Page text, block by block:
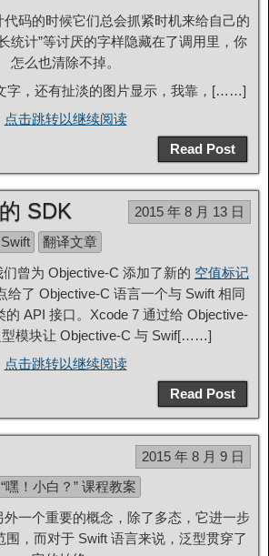
码的时候它们总会抓紧时机来给自己的
计”等讨厌的字样隐藏在了调用里，你
怎么也清除不掉。
字，还有扯淡的图片显示，我靠，[……]
点击跳转以继续阅读
Read Post
SDK
2015 年 8 月 13 日
Swift
翻译文章
曾为 Objective-C 添加了新的 空值标记
给了 Objective-C 语言一个与 Swift 相同
的 API 接口。Xcode 7 通过给 Objective-
型模块让 Objective-C 与 Swif[……]
点击跳转以继续阅读
Read Post
2015 年 8 月 9 日
“嘿！小白？” 课程教案
一个重要的概念，除了多态，它进一步
围，而对于 Swift 语言来说，泛型贯穿了